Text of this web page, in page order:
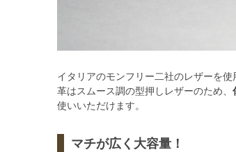
イタリアのモンフリー二社のレザーを
革はスムース調の型押しレザーのため、
使いいただけます。
マチが広く大容量！